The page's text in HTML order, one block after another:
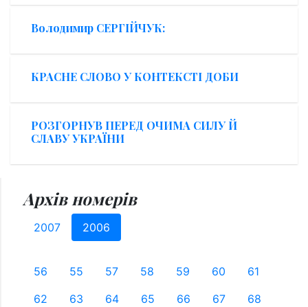
Володимир СЕРГІЙЧУК:
КРАСНЕ СЛОВО У КОНТЕКСТІ ДОБИ
РОЗГОРНУВ ПЕРЕД ОЧИМА СИЛУ Й
СЛАВУ УКРАЇНИ
Архів номерів
2007 2006
56 55 57 58 59 60
61
62
63 64 65 66 67
68